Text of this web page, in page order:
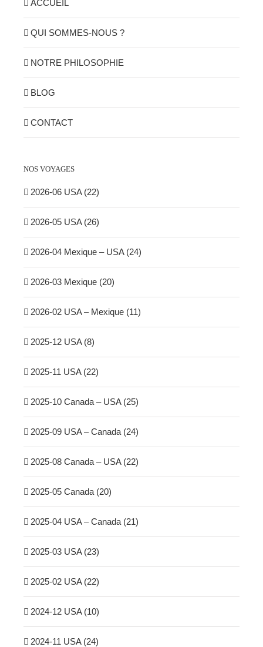
ACCUEIL
QUI SOMMES-NOUS ?
NOTRE PHILOSOPHIE
BLOG
CONTACT
NOS VOYAGES
2026-06 USA (22)
2026-05 USA (26)
2026-04 Mexique – USA (24)
2026-03 Mexique (20)
2026-02 USA – Mexique (11)
2025-12 USA (8)
2025-11 USA (22)
2025-10 Canada – USA (25)
2025-09 USA – Canada (24)
2025-08 Canada – USA (22)
2025-05 Canada (20)
2025-04 USA – Canada (21)
2025-03 USA (23)
2025-02 USA (22)
2024-12 USA (10)
2024-11 USA (24)